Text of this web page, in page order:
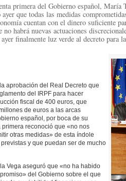
primera del Gobierno español, María
ayer que todas las medidas
cuentan con el dinero suficiente
no habrá nuevas actuaciones
finalmente luz verde al decreto para
aprobación del Real Decreto que
del IRPF para hacer
fiscal de 400 euros, que
de euros a las arcas
español, por boca de su
primera reconoció que «no nos
otras medidas» de esta índole
y que puedan ser de mucho
Vega aseguró que «no ha habido
del Gobierno sobre el que